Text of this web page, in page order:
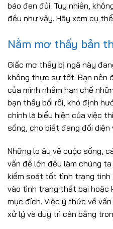
báo đen đủi. Tuy nhiên,
đều như vậy. Hãy xem cụ
Nằm mơ thấy bản
Giấc mơ thấy bị ngã này
không thực sự tốt. Bạn nên
của mình nhằm hạn chế
bạn thấy bối rối, khó định
chính là biểu hiện của việc
sống, cho biết đang đối diện
Những lo âu về cuộc sống,
vấn đề lớn đều làm chúng
kiểm soát tốt tình trạng tinh
vào tình trạng thất bại hoặc
mục đích. Việc ý thức về
xử lý và duy trì cân bằng